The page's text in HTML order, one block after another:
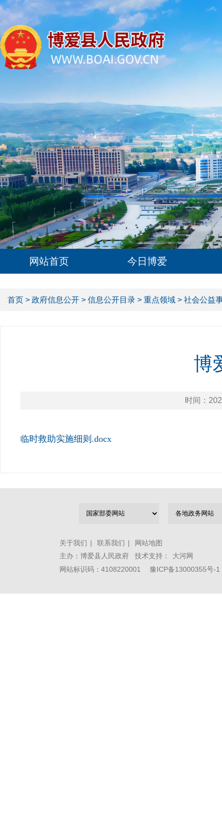
网站首页 今日博爱
首页 > 政府信息公开 > 信息公开目录 > 重点领域 > 社会公益
博
时间：
临时救助实施细则.docx
关于我们 | 联系我们 |
网站地图
主办：博爱县人民政府 技术支持：
大河网
网站标识码：4108220001
豫ICP备13000355号-1